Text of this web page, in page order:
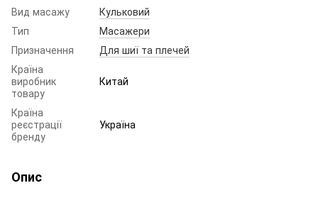
Вид масажу
Кульковий
Тип
Масажери
Призначення
Для шиї та плечей
Країна
виробник
товару
Китай
Країна
реєстрації
бренду
Україна
Опис